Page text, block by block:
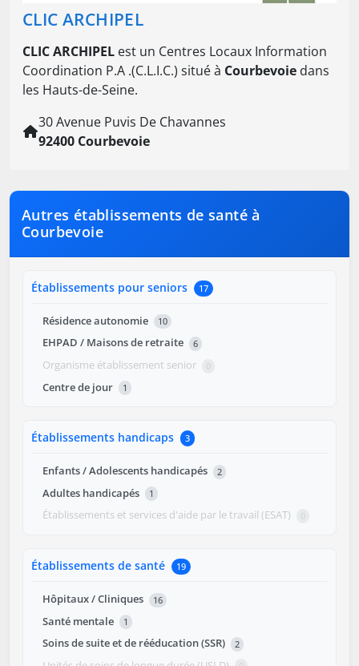
CLIC ARCHIPEL
CLIC ARCHIPEL est un Centres Locaux Information
Coordination P.A .(C.L.I.C.) situé à Courbevoie dans
les Hauts-de-Seine.
30 Avenue Puvis De Chavannes
92400 Courbevoie
Autres établissements de santé à
Courbevoie
Établissements pour seniors 17
Résidence autonomie 10
EHPAD / Maisons de retraite 6
Organisme établissement senior 0
Centre de jour 1
Établissements handicaps 3
Enfants / Adolescents handicapés 2
Adultes handicapés 1
Établissements et services d'aide par le travail (ESAT) 0
Établissements de santé 19
Hôpitaux / Cliniques 16
Santé mentale 1
Soins de suite et de rééducation (SSR) 2